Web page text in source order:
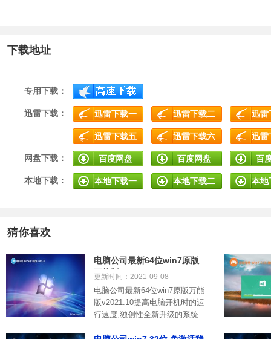
下载地址
专用下载：
迅雷下载： 迅雷下载一 迅雷下载二 迅雷
迅雷下载五 迅雷下载六 迅雷
网盘下载： 百度网盘 百度网盘 百
本地下载： 本地下载一 本地下载二 本地
猜你喜欢
电脑公司最新64位win7原版
万能版v2021.10
更新时间：2021-09-08
电脑公司最新64位win7原版万能
版v2021.10提高电脑开机时的运
行速度,独创性全新升级的系统